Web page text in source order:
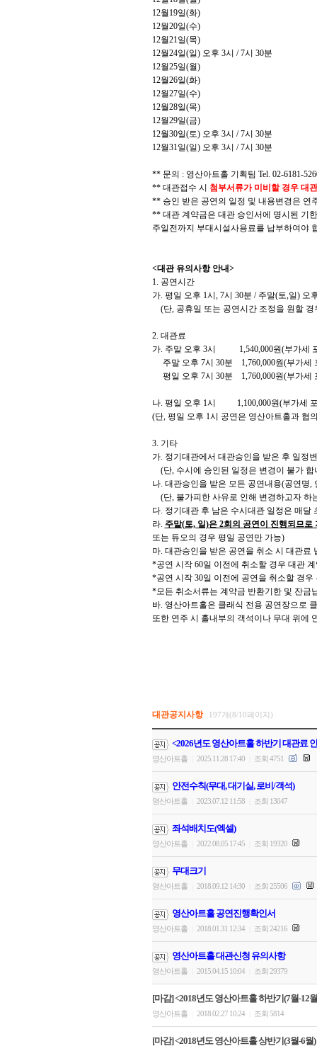
12월 19일(화)
12월20일(수)
12월21일(목)
12월24일(일) 오후 3시 / 7시 30분
12월25일(월)
12월26일(화)
12월27일(수)
12월28일(목)
12월29일(금)
12월30일(토) 오후 3시 / 7시 30분
12월31일(일) 오후 3시 / 7시 30분
** 문의 : 영산아트홀 기획팀 Tel. 02-6181-
** 대관접수 시 첨부서류가 미비할 경우 대
** 승인 받은 공연의 일정 및 내용변경은 연
** 대관 계약금은 대관 승인서에 명시된 기
주일전까지 부대시설사용료를 납부하여야
<대관 유의사항 안내>
1. 공연시간
가. 평일 오후 1시, 7시 30분 / 주말(토,일) 오
(단, 공휴일 또는 공연시간 조정을 원할
2. 대관료
가. 주말 오후 3시 1,540,000원(부가세
주말 오후 7시 30분 1,760,000원(부가세
평일 오후 7시 30분 1,760,000원(부가세
나. 평일 오후 1시 1,100,000원(부가세
(단, 평일 오후 1시 공연은 영산아트홀과 협
3. 기타
가. 정기대관에서 대관승인을 받은 후 일정
(단, 수시에 승인된 일정은 변경이 불가 합
나. 대관승인을 받은 모든 공연내용(공연명
(단, 불가피한 사유로 인해 변경하고자 하
다. 정기대관 후 남은 수시대관 일정은 매
라. 주말(토, 일)은 2회의 공연이 진행되므
또는 듀오의 경우 평일 공연만 가능)
마. 대관승인을 받은 공연을 취소 시 대관료
*공연 시작 60일 이전에 취소할 경우 대관
*공연 시작 30일 이전에 공연을 취소할 경
*모든 취소서류는 계약금 반환기한 및 잔금
바. 영산아트홀은 클래식 전용 공연장으로
또한 연주 시 홀내부의 객석이나 무대 위에
대관공지사항 197개(8/10페이지)
<2026년도 영산아트홀 하반기 대관료
영산아트홀 2025.11.28 17:40 조회 4751
안전수칙(무대, 대기실, 로비/객석)
영산아트홀 2023.07.12 11:58 조회 13047
좌석배치도(엑셀)
영산아트홀 2022.08.05 17:45 조회 19320
무대크기
영산아트홀 2018.09.12 14:30 조회 25506
영산아트홀 공연진행확인서
영산아트홀 2018.01.31 12:34 조회 24216
영산아트홀 대관신청 유의사항
영산아트홀 2015.04.15 10:04 조회 29379
[마감] <2018년도 영산아트홀 하반기(7월-12
영산아트홀 2018.02.27 10:24 조회 5814
[마감] <2018년도 영산아트홀 상반기(3월-6월